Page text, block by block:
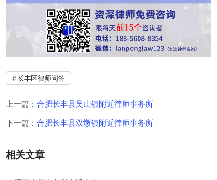
长丰区律师问答
上一篇： 合肥长丰县吴山镇附近律师事务所
下一篇： 合肥长丰县双墩镇附近律师事务所
相关文章